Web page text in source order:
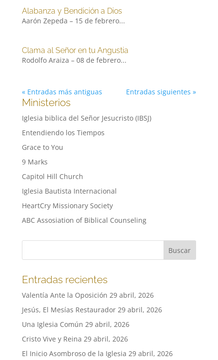
Alabanza y Bendición a Dios
Aarón Zepeda – 15 de febrero...
Clama al Señor en tu Angustia
Rodolfo Araiza – 08 de febrero...
« Entradas más antiguas Entradas siguientes »
Ministerios
Iglesia biblica del Señor Jesucristo (IBSJ)
Entendiendo los Tiempos
Grace to You
9 Marks
Capitol Hill Church
Iglesia Bautista Internacional
HeartCry Missionary Society
ABC Assosiation of Biblical Counseling
Entradas recientes
Valentía Ante la Oposición 29 abril, 2026
Jesús, El Mesías Restaurador 29 abril, 2026
Una Iglesia Común 29 abril, 2026
Cristo Vive y Reina 29 abril, 2026
El Inicio Asombroso de la Iglesia 29 abril, 2026